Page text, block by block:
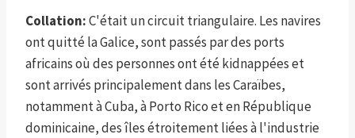
Collation:C'était un circuit triangulaire. Les navires
ont quitté la Galice, sont passés par des ports
africains où des personnes ont été kidnappées et
sont arrivés principalement dans les Caraïbes,
notamment à Cuba, à Porto Rico et en République
dominicaine, des îles étroitement liées à l'industrie